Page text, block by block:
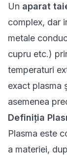
Un aparat
complex, dar
metale
cupru etc.)
temperaturi
exact plasma
asemenea
Definiția
Plasma este
a materiei,